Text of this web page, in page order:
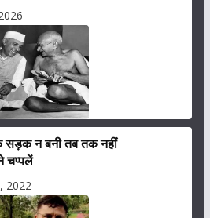
सड़क न बनी तब तक नहीं
चप्पलें
2022